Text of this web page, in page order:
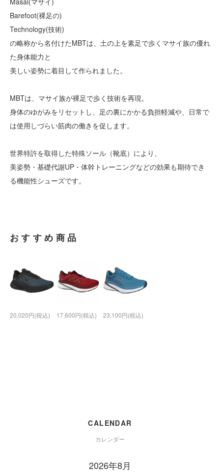
Barefoot(裸足の)
Technology(技術)
の略称から名付けたMBTは、土の上を素足で歩くマサイ族の優れ
た身体能力と
美しい姿勢に着目して作られました。
MBTは、マサイ族が裸足で歩く技術を再現。
身体のゆがみをリセットし、足の裏にかかる負担軽減や、日常で
は使用しづらい筋肉の働きを促します。
世界特許を取得した特殊ソール（靴底）により、
美姿勢・基礎代謝UP・体幹トレーニングなどの効果も期待でき
る機能性シューズです。
おすすめ商品
20,020円(税込) 17,600円(税込) 23,100円(税込)
CALENDAR
カレンダー
2026年8月